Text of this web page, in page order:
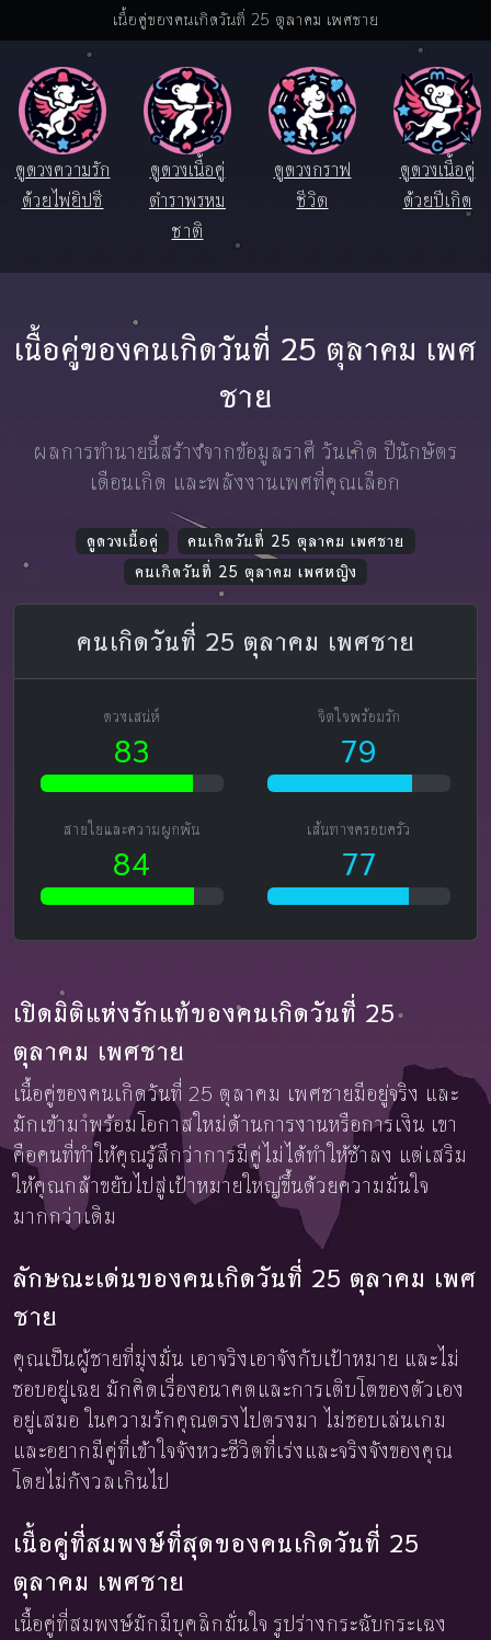
เนื้อคู่ของคนเกิดวันที่ 25 ตุลาคม เพศชาย
ดูดวงความรัก
ด้วยไพ่ยิปซี
ดูดวงเนื้อคู่
ตำราพรหม
ชาติ
ดูดวงกราฟ
ชีวิต
ดูดวงเนื้อคู่
ด้วยปีเกิด
เนื้อคู่ของคนเกิดวันที่ 25 ตุลาคม เพศ
ชาย
ผลการทำนายนี้สร้างจากข้อมูลราศี วันเกิด ปีนักษัตร
เดือนเกิด และพลังงานเพศที่คุณเลือก
ดูดวงเนื้อคู่
คนเกิดวันที่ 25 ตุลาคม เพศชาย
คนเกิดวันที่ 25 ตุลาคม เพศหญิง
คนเกิดวันที่ 25 ตุลาคม เพศชาย
ดวงเสน่ห์
83
จิตใจพร้อมรัก
79
สายใยและความผูกพัน
84
เส้นทางครอบครัว
77
เปิดมิติแห่งรักแท้ของคนเกิดวันที่ 25
ตุลาคม เพศชาย
เนื้อคู่ของคนเกิดวันที่ 25 ตุลาคม เพศชายมีอยู่จริง และ
มักเข้ามาพร้อมโอกาสใหม่ด้านการงานหรือการเงิน เขา
คือคนที่ทำให้คุณรู้สึกว่าการมีคู่ไม่ได้ทำให้ช้าลง แต่เสริม
ให้คุณกล้าขยับไปสู่เป้าหมายใหญ่ขึ้นด้วยความมั่นใจ
มากกว่าเดิม
ลักษณะเด่นของคนเกิดวันที่ 25 ตุลาคม เพศ
ชาย
คุณเป็นผู้ชายที่มุ่งมั่น เอาจริงเอาจังกับเป้าหมาย และไม่
ชอบอยู่เฉย มักคิดเรื่องอนาคตและการเติบโตของตัวเอง
อยู่เสมอ ในความรักคุณตรงไปตรงมา ไม่ชอบเล่นเกม
และอยากมีคู่ที่เข้าใจจังหวะชีวิตที่เร่งและจริงจังของคุณ
โดยไม่กังวลเกินไป
เนื้อคู่ที่สมพงษ์ที่สุดของคนเกิดวันที่ 25
ตุลาคม เพศชาย
เนื้อคู่ที่สมพงษ์มักมีบุคลิกมั่นใจ รูปร่างกระฉับกระเฉง